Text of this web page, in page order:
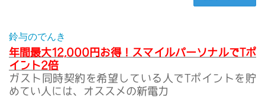
鈴与のでんき
年間最大12,000円お得！スマイルパーソナルでTポ
イント2倍
ガスト同時契約を希望している人でTポイントを貯
めてい人には、オススメの新電力